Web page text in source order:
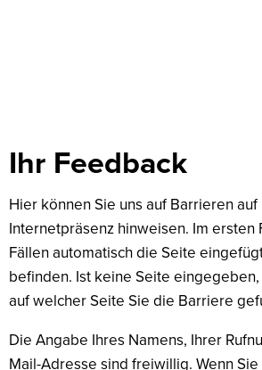
Feedback
Ihr Feedback
Hier können Sie uns auf Barrieren
Internetpräsenz hinweisen. Im ersten
Fällen automatisch die Seite
befinden. Ist keine Seite
auf welcher Seite Sie die Barriere
Die Angabe Ihres Namens, Ihrer
Mail-Adresse sind freiwillig. Wenn